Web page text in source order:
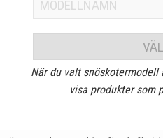
När du valt
visa produkter som